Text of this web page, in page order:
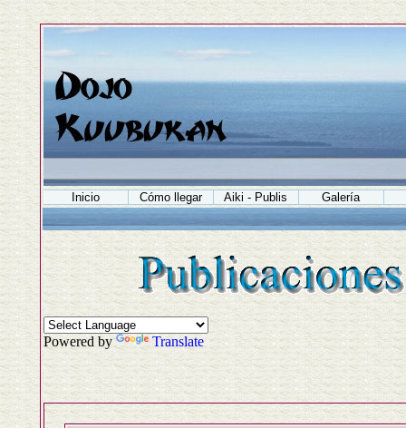
Inicio Cómo llegar Aiki - Publis Galería
Powered by Translate